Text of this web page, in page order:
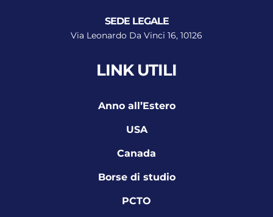
SEDE LEGALE
Via Leonardo Da Vinci 16, 10126
LINK UTILI
Anno all’Estero
USA
Canada
Borse di studio
PCTO